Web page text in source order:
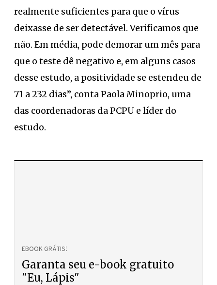
realmente suficientes para que o vírus
deixasse de ser detectável. Verificamos que
não. Em média, pode demorar um mês para
que o teste dê negativo e, em alguns casos
desse estudo, a positividade se estendeu de
71 a 232 dias”, conta Paola Minoprio, uma
das coordenadoras da PCPU e líder do
estudo.
EBOOK GRÁTIS!
Garanta seu e-book gratuito
"Eu, Lápis"